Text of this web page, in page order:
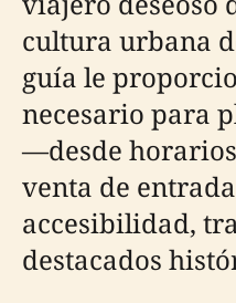
cultura urbana
guía le
necesario para
—desde
venta de
accesibilidad,
destacados